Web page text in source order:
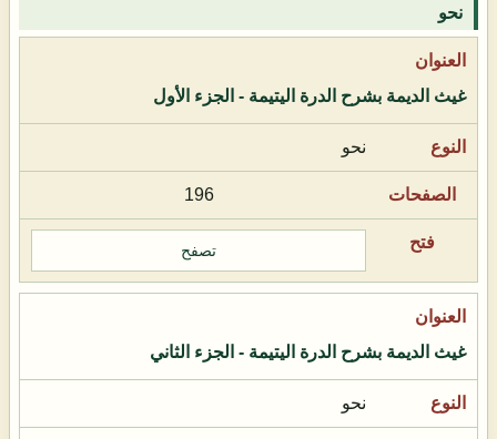
نحو
غيث الديمة بشرح الدرة اليتيمة - الجزء الأول
نحو
196
تصفح
غيث الديمة بشرح الدرة اليتيمة - الجزء الثاني
نحو